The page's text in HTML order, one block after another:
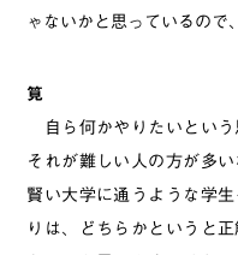
ゃないかと思っているので
筧
自ら何かやりたいという
それが難しい人の方が多
賢い大学に通うような学
りは、どちらかというと